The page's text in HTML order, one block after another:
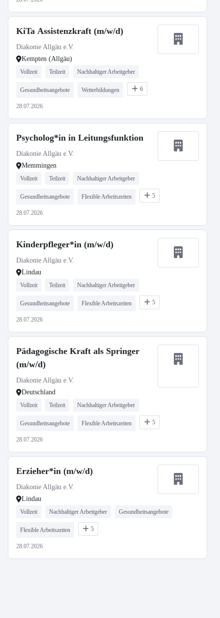
KiTa Assistenzkraft (m/w/d)
Diakonie Allgäu e.V.
Kempten (Allgäu)
Vollzeit Teilzeit Nachhaltiger Arbeitgeber
Gesundheitsangebote Weiterbildungen 6
28.07.2026
Psycholog*in in Leitungsfunktion
Diakonie Allgäu e.V.
Memmingen
Vollzeit Teilzeit Nachhaltiger Arbeitgeber
Gesundheitsangebote Flexible Arbeitszeiten 5
28.07.2026
Kinderpfleger*in (m/w/d)
Diakonie Allgäu e.V.
Lindau
Vollzeit Teilzeit Nachhaltiger Arbeitgeber
Gesundheitsangebote Flexible Arbeitszeiten 5
28.07.2026
Pädagogische Kraft als Springer
(m/w/d)
Diakonie Allgäu e.V.
Deutschland
Vollzeit Teilzeit Nachhaltiger Arbeitgeber
Gesundheitsangebote Flexible Arbeitszeiten 5
28.07.2026
Erzieher*in (m/w/d)
Diakonie Allgäu e.V.
Lindau
Vollzeit Nachhaltiger Arbeitgeber Gesundheitsangebote
Flexible Arbeitszeiten 5
28.07.2026